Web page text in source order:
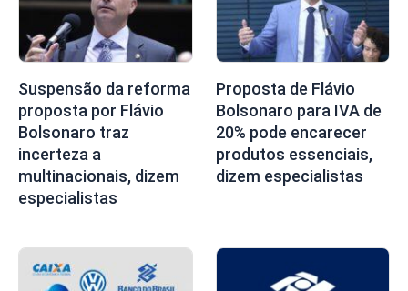
Suspensão da reforma
proposta por Flávio
Bolsonaro traz
incerteza a
multinacionais, dizem
especialistas
Proposta de Flávio
Bolsonaro para IVA de
20% pode encarecer
produtos essenciais,
dizem especialistas